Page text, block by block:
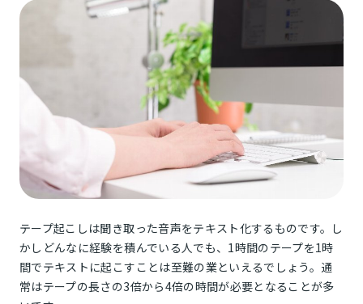
テープ起こしは聞き取った音声をテキスト化するものです。し
かしどんなに経験を積んでいる人でも、1時間のテープを1時
間でテキストに起こすことは至難の業といえるでしょう。通
常はテープの長さの3倍から4倍の時間が必要となることが多